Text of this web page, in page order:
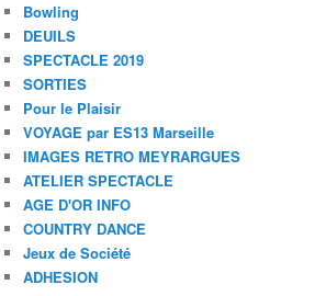
Bowling
DEUILS
SPECTACLE 2019
SORTIES
Pour le Plaisir
VOYAGE par ES13 Marseille
IMAGES RETRO MEYRARGUES
ATELIER SPECTACLE
AGE D'OR INFO
COUNTRY DANCE
Jeux de Société
ADHESION